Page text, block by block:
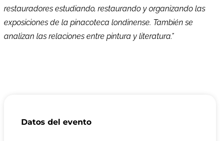
restauradores estudiando, restaurando y organizando las
exposiciones de la pinacoteca londinense. También se
analizan las relaciones entre pintura y literatura.”
Datos del evento